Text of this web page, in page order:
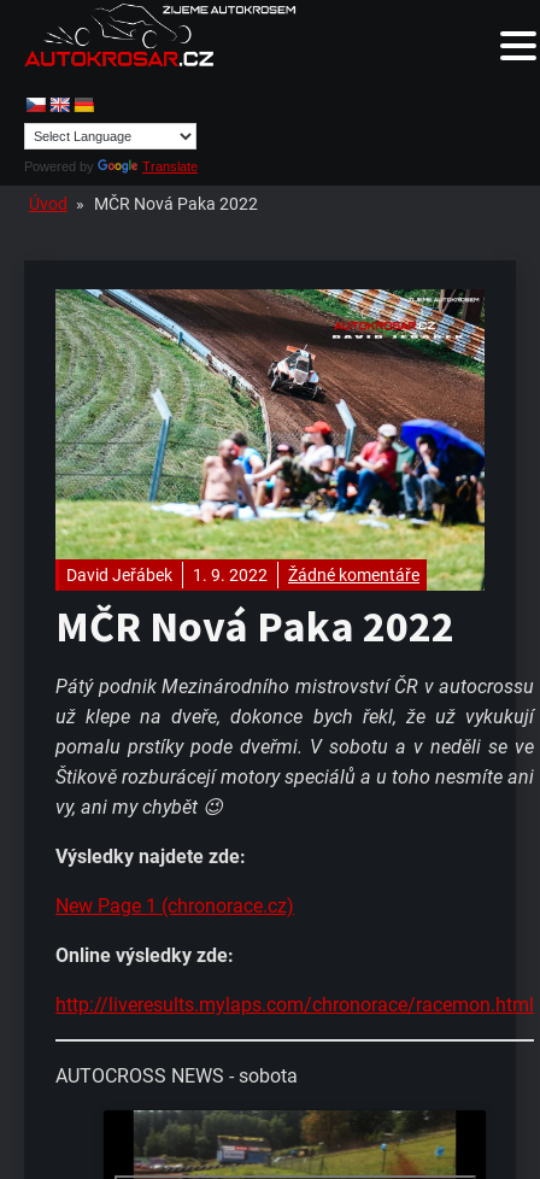
Powered by Translate
Úvod » MČR Nová Paka 2022
David Jeřábek 1. 9. 2022 Žádné komentáře
MČR Nová Paka 2022
Pátý podnik Mezinárodního mistrovství ČR v autocrossu
už klepe na dveře, dokonce bych řekl, že už vykukují
pomalu prstíky pode dveřmi. V sobotu a v neděli se ve
Štikově rozburácejí motory speciálů a u toho nesmíte ani
vy, ani my chybět 😉
Výsledky najdete zde:
New Page 1 (chronorace.cz)
Online výsledky zde:
http://liveresults.mylaps.com/chronorace/racemon.html
AUTOCROSS NEWS - sobota